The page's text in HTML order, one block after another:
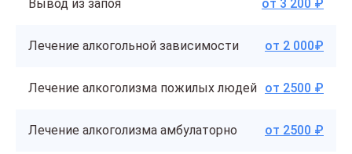
Вывод из запоя от 3 200 ₽
Лечение алкогольной зависимости от 2 000₽
Лечение алкоголизма пожилых людей от 2500 ₽
Лечение алкоголизма амбулаторно от 2500 ₽